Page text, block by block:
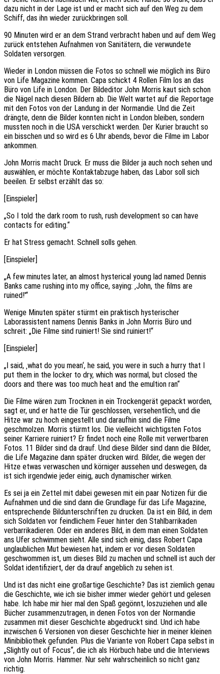
dazu nicht in der Lage ist und er macht sich auf den Weg zu dem
Schiff, das ihn wieder zurückbringen soll.
90 Minuten wird er an dem Strand verbracht haben und auf dem Weg
zurück entstehen Aufnahmen von Sanitätern, die verwundete
Soldaten versorgen.
Wieder in London müssen die Fotos so schnell wie möglich ins Büro
von Life Magazine kommen. Capa schickt 4 Rollen Film los an das
Büro von Life in London. Der Bildeditor John Morris kaut sich schon
die Nägel nach diesen Bildern ab. Die Welt wartet auf die Reportage
mit den Fotos von der Landung in der Normandie. Und die Zeit
drängte, denn die Bilder konnten nicht in London bleiben, sondern
mussten noch in die USA verschickt werden. Der Kurier braucht so
ein bisschen und so wird es 6 Uhr abends, bevor die Filme im Labor
ankommen.
John Morris macht Druck. Er muss die Bilder ja auch noch sehen und
auswählen, er möchte Kontaktabzuge haben, das Labor soll sich
beeilen. Er selbst erzählt das so:
[Einspieler]
„So I told the dark room to rush, rush development so can have
contacts for editing.“
Er hat Stress gemacht. Schnell solls gehen.
[Einspieler]
„A few minutes later, an almost hysterical young lad named Dennis
Banks came rushing into my office, saying: ‚John, the films are
ruined!'“
Wenige Minuten später stürmt ein praktisch hysterischer
Laborassistent namens Dennis Banks in John Morris Büro und
schreit: „Die Filme sind ruiniert! Sie sind ruiniert!“
[Einspieler]
„I said, ‚what do you mean‘, he said, you were in such a hurry that I
put them in the locker to dry, which was normal, but closed the
doors and there was too much heat and the emultion ran“
Die Filme wären zum Trocknen in ein Trockengerät gepackt worden,
sagt er, und er hatte die Tür geschlossen, versehentlich, und die
Hitze war zu hoch eingestellt und daraufhin sind die Filme
geschmolzen. Morris stürmt los. Die vielleicht wichtigsten Fotos
seiner Karriere ruiniert? Er findet noch eine Rolle mit verwertbaren
Fotos. 11 Bilder sind da drauf. Und diese Bilder sind dann die Bilder,
die Life Magazine dann später drucken wird. Bilder, die wegen der
Hitze etwas verwaschen und körniger aussehen und deswegen, da
ist sich irgendwie jeder einig, auch dynamischer wirken.
Es sei ja ein Zettel mit dabei gewesen mit ein paar Notizen für die
Aufnahmen und die sind dann die Grundlage für das Life Magazine,
entsprechende Bildunterschriften zu drucken. Da ist ein Bild, in dem
sich Soldaten vor feindlichem Feuer hinter den Stahlbarrikaden
verbarrikadieren. Oder ein anderes Bild, in dem man einen Soldaten
ans Ufer schwimmen sieht. Alle sind sich einig, dass Robert Capa
unglaublichen Mut bewiesen hat, indem er vor diesen Soldaten
geschwommen ist, um dieses Bild zu machen und schnell ist auch der
Soldat identifiziert, der da drauf angeblich zu sehen ist.
Und ist das nicht eine großartige Geschichte? Das ist ziemlich genau
die Geschichte, wie ich sie bisher immer wieder gehört und gelesen
habe. Ich habe mir hier mal den Spaß gegönnt, loszuziehen und alle
Bücher zusammenzutragen, in denen Fotos von der Normandie
zusammen mit dieser Geschichte abgedruckt sind. Und ich habe
inzwischen 6 Versionen von dieser Geschichte hier in meiner kleinen
Minibibliothek gefunden. Plus die Variante von Robert Capa selbst in
„Slightly out of Focus“, die ich als Hörbuch habe und die Interviews
von John Morris. Hammer. Nur sehr wahrscheinlich so nicht ganz
richtig.